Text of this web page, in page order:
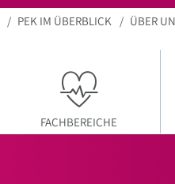
PEK IM ÜBERBLICK ÜBER
FACHBEREICHE